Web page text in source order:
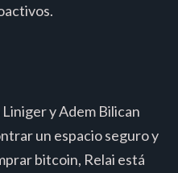
Liniger y Adem Bilican
un espacio seguro y
bitcoin, Relai está